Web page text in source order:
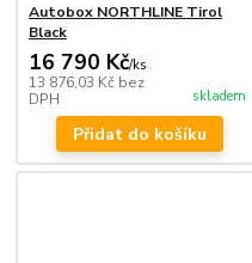
Autobox NORTHLINE Tirol
Black
16 790 Kč/ks
13 876,03 Kč bez
DPH
skladem
Přidat do košíku